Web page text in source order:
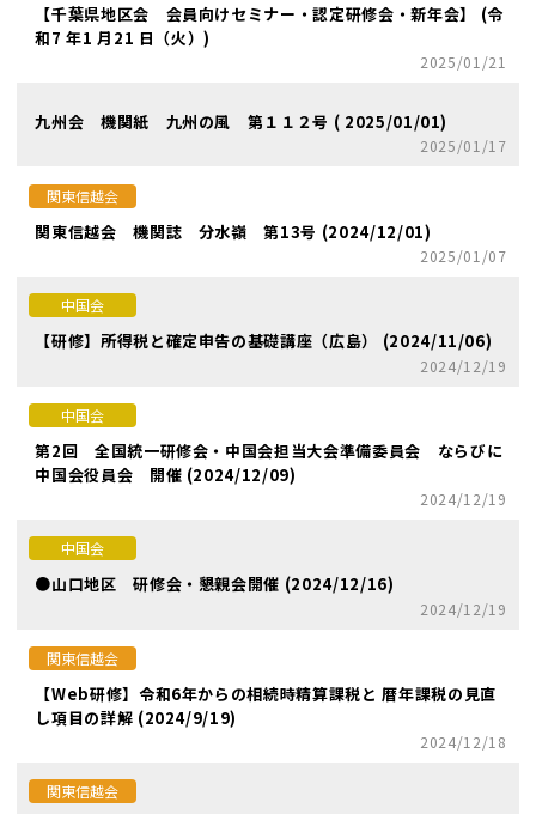
【千葉県地区会 会員向けセミナー・認定研修会・新年会】 (令
和7 年1 月21 日（火）)
2025/01/21
九州会 機関紙 九州の風 第１１２号 ( 2025/01/01)
2025/01/17
関東信越会
関東信越会 機関誌 分水嶺 第13号 (2024/12/01)
2025/01/07
中国会
【研修】所得税と確定申告の基礎講座（広島） (2024/11/06)
2024/12/19
中国会
第2回 全国統一研修会・中国会担当大会準備委員会 ならびに
中国会役員会 開催 (2024/12/09)
2024/12/19
中国会
●山口地区 研修会・懇親会開催 (2024/12/16)
2024/12/19
関東信越会
【Web研修】令和6年からの相続時精算課税と 暦年課税の見直
し項目の詳解 (2024/9/19)
2024/12/18
関東信越会